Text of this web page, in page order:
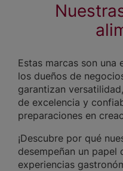
Estas marcas son una
los dueños de
garantizan
de excelencia y
preparaciones en
¡Descubre por qué
desempeñan un
experiencias